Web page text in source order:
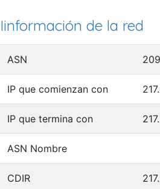
Iinformación de la red
ASN
IP que comienzan con
IP que termina con
ASN Nombre
CDIR